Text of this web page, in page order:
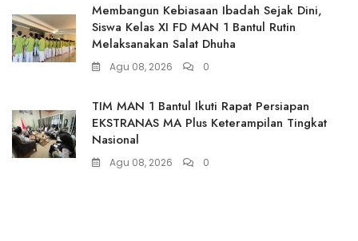
Membangun Kebiasaan Ibadah Sejak Dini,
Siswa Kelas XI FD MAN 1 Bantul Rutin
Melaksanakan Salat Dhuha
Agu 08, 2026 0
TIM MAN 1 Bantul Ikuti Rapat Persiapan
EKSTRANAS MA Plus Keterampilan Tingkat
Nasional
Agu 08, 2026 0